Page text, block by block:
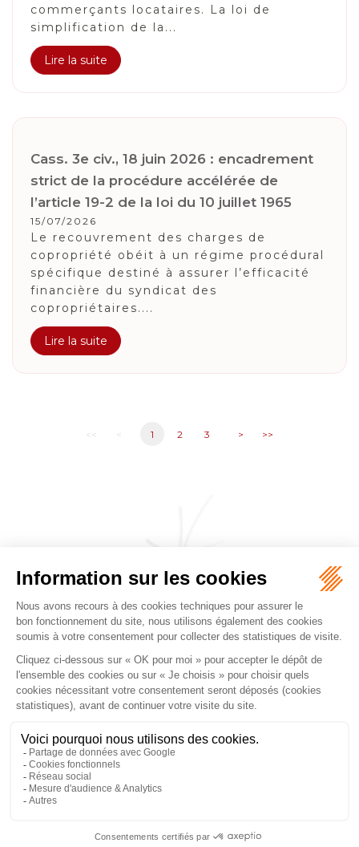
commerçants locataires. La loi de
simplification de la...
Lire la suite
Cass. 3e civ., 18 juin 2026 : encadrement
strict de la procédure accélérée de
l’article 19-2 de la loi du 10 juillet 1965
15/07/2026
Le recouvrement des charges de
copropriété obéit à un régime procédural
spécifique destiné à assurer l’efficacité
financière du syndicat des
copropriétaires....
Lire la suite
1 2 3 > >>
CABINET JEANJACQUES & DE PERTHUIS
FALGUEROLLES
Tél :05 62 27 70 14
Liens utiles Articles